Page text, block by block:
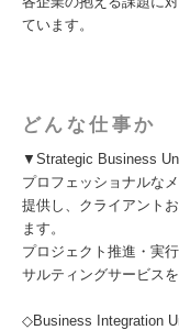
ています。
どんな仕事か
▼Strategic Business
プロフェッショナルな
提供し、クライアント
ます。
プロジェクト推進・実
サルティングサービス
◇Business Integration